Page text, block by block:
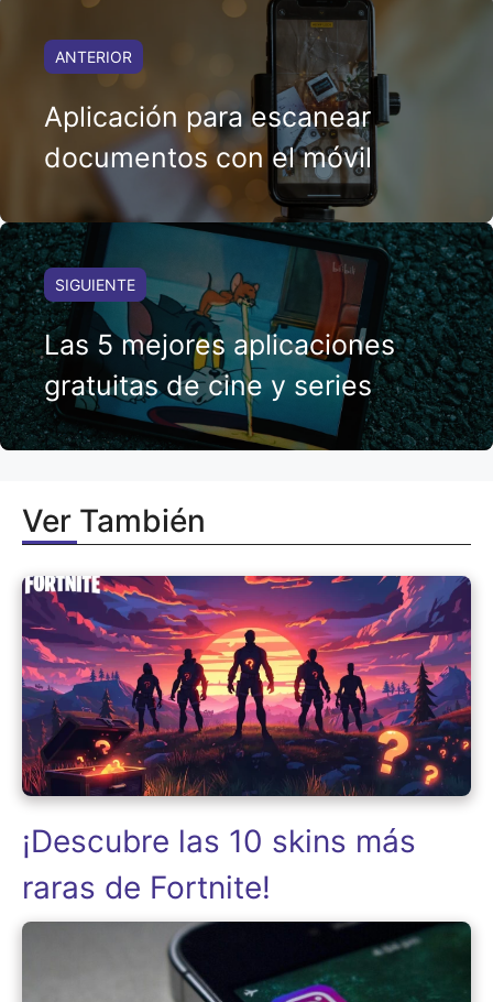
ANTERIOR
Aplicación para escanear
documentos con el móvil
SIGUIENTE
Las 5 mejores aplicaciones
gratuitas de cine y series
Ver También
¡Descubre las 10 skins más
raras de Fortnite!